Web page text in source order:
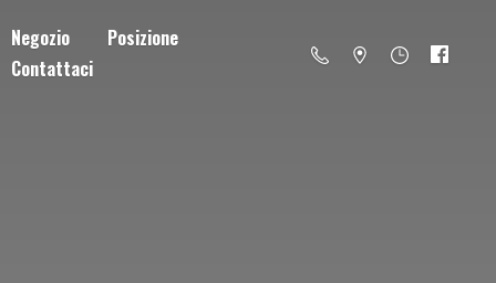
Negozio
Posizione
Contattaci